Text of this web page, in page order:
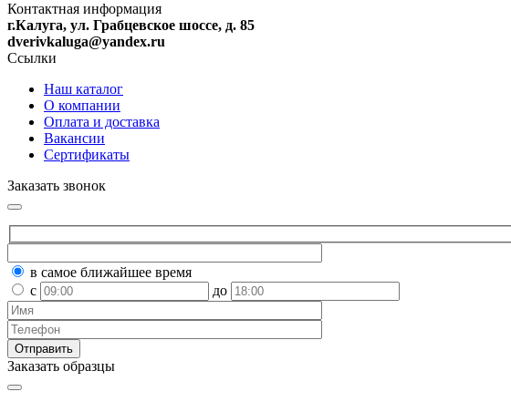
Контактная информация
г.Калуга, ул. Грабцевское шоссе, д. 85
dverivkaluga@yandex.ru
Ссылки
Наш каталог
О компании
Оплата и доставка
Вакансии
Сертификаты
Заказать звонок
в самое ближайшее время
с
до
Заказать образцы